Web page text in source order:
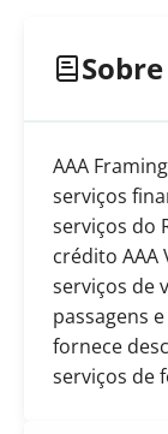
Sobre
AAA
serviços
serviços do
crédito AAA
serviços de
passagens
fornece
serviços de